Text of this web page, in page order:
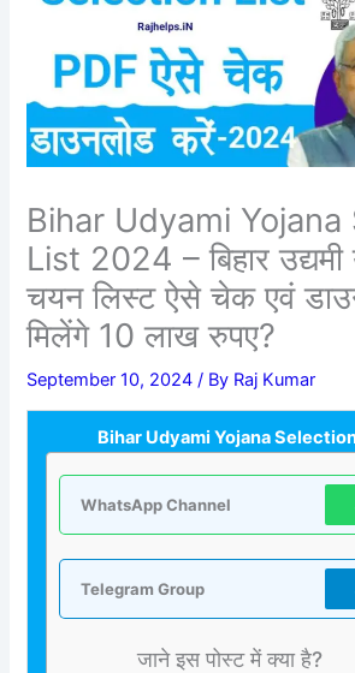
Bihar Udyami Yojana
List 2024 – बिहार उद्यमी
चयन लिस्ट ऐसे चेक एवं
मिलेंगे 10 लाख रुपए?
September 10, 2024/ By Raj Kumar
Bihar Udyami Yojana
WhatsApp Channel
Telegram Group
जाने इस पोस्ट में क्या है?